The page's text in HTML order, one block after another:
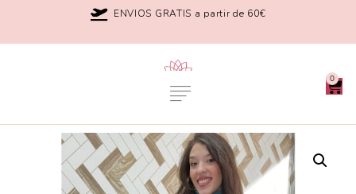
ENVIOS GRATIS a partir de 60€
0